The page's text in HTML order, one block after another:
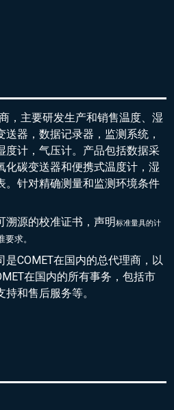
，主要研发生产和销售温度、湿
器，数据记录器，监测系统，
度计，气压计。产品包括数据采
化碳变送器和便携式温度计，湿
。针对精确测量和监测环境条件
溯源的校准证书，声明标准量具的计
求。
COMET在国内的总代理商，以
在国内的所有事务，包括市
和售后服务等。